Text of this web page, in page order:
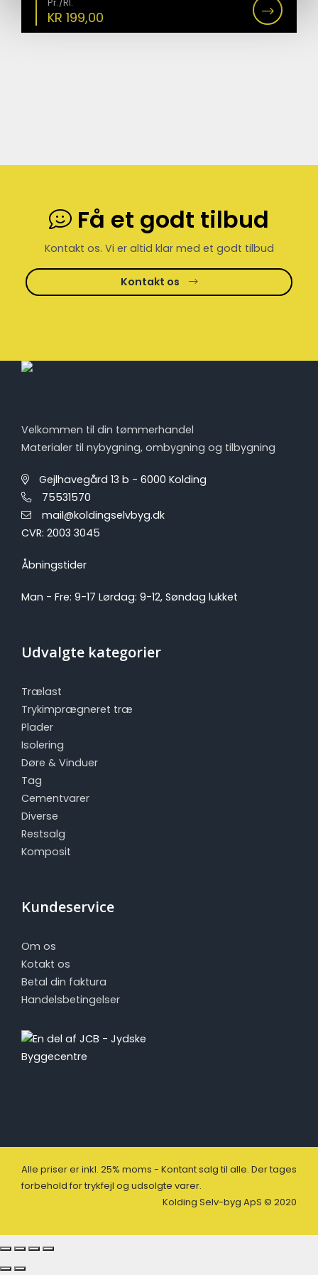
Pr./Rl.
KR 199,00
Få et godt tilbud
Kontakt os. Vi er altid klar med et godt tilbud
Kontakt os
Velkommen til din tømmerhandel
Materialer til nybygning, ombygning og tilbygning
Gejlhavegård 13 b - 6000 Kolding
75531570
mail@koldingselvbyg.dk
CVR: 2003 3045
Åbningstider
Man - Fre: 9-17 Lørdag: 9-12, Søndag lukket
Udvalgte kategorier
Trælast
Trykimprægneret træ
Plader
Isolering
Døre & Vinduer
Tag
Cementvarer
Diverse
Restsalg
Komposit
Kundeservice
Om os
Kotakt os
Betal din faktura
Handelsbetingelser
Alle priser er inkl. 25% moms - Kontant salg til alle. Der tages
forbehold for trykfejl og udsolgte varer.
Kolding Selv-byg ApS © 2020